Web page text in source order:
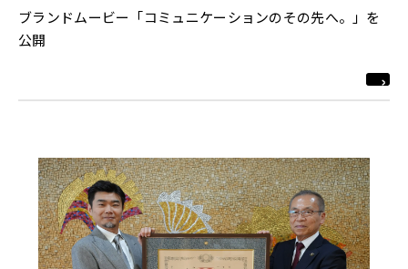
ブランドムービー「コミュニケーションのその先へ。」を
公開